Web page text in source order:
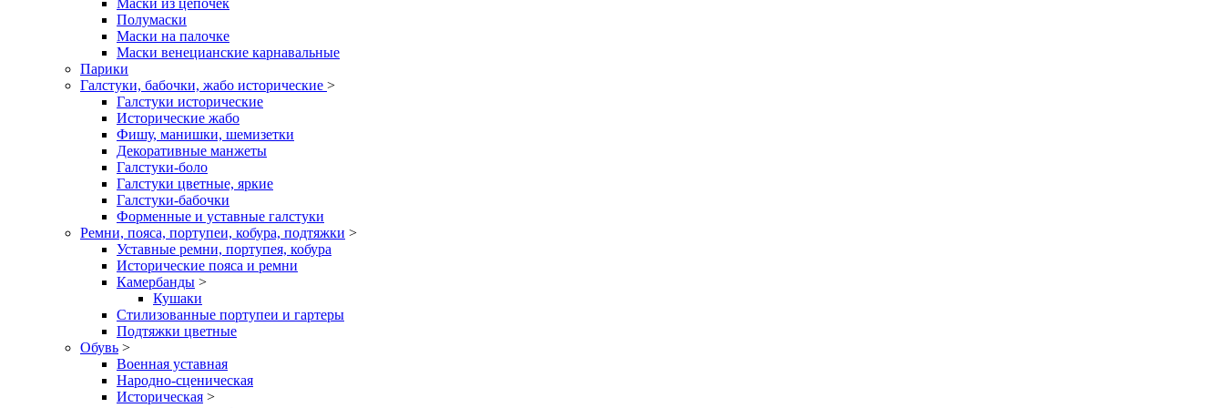
Маски из цепочек
Полумаски
Маски на палочке
Маски венецианские карнавальные
Парики
Галстуки, бабочки, жабо исторические >
Галстуки исторические
Исторические жабо
Фишу, манишки, шемизетки
Декоративные манжеты
Галстуки-боло
Галстуки цветные, яркие
Галстуки-бабочки
Форменные и уставные галстуки
Ремни, пояса, портупеи, кобура, подтяжки >
Уставные ремни, портупея, кобура
Исторические пояса и ремни
Камербанды >
Кушаки
Стилизованные портупеи и гартеры
Подтяжки цветные
Обувь >
Военная уставная
Народно-сценическая
Историческая >